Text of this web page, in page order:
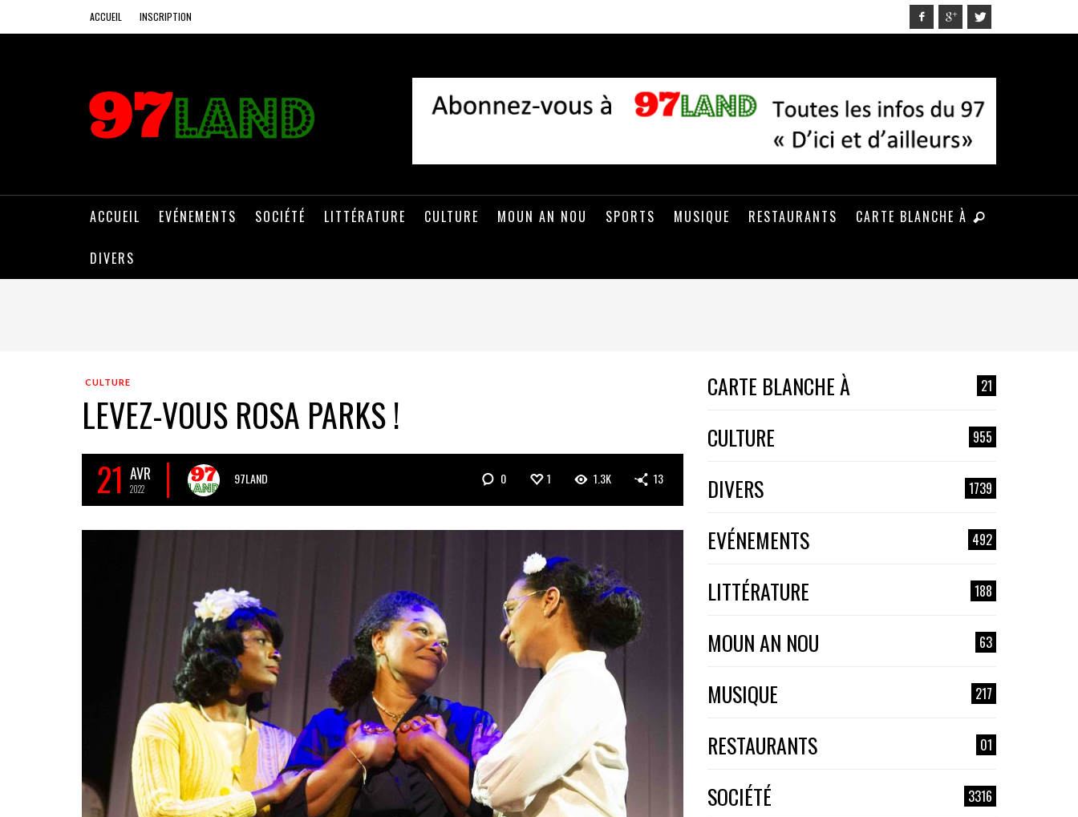
ACCUEIL INSCRIPTION
ACCUEIL EVÉNEMENTS SOCIÉTÉ LITTÉRATURE CULTURE MOUN AN NOU SPORTS MUSIQUE RESTAURANTS CARTE BLANCHE À
DIVERS
CULTURE
LEVEZ-VOUS ROSA PARKS !
21 AVR
2022
97LAND 0 1 1.3K 13
CARTE BLANCHE À 21
CULTURE 955
DIVERS 1739
EVÉNEMENTS 492
LITTÉRATURE 188
MOUN AN NOU 63
MUSIQUE 217
RESTAURANTS 01
SOCIÉTÉ 3316